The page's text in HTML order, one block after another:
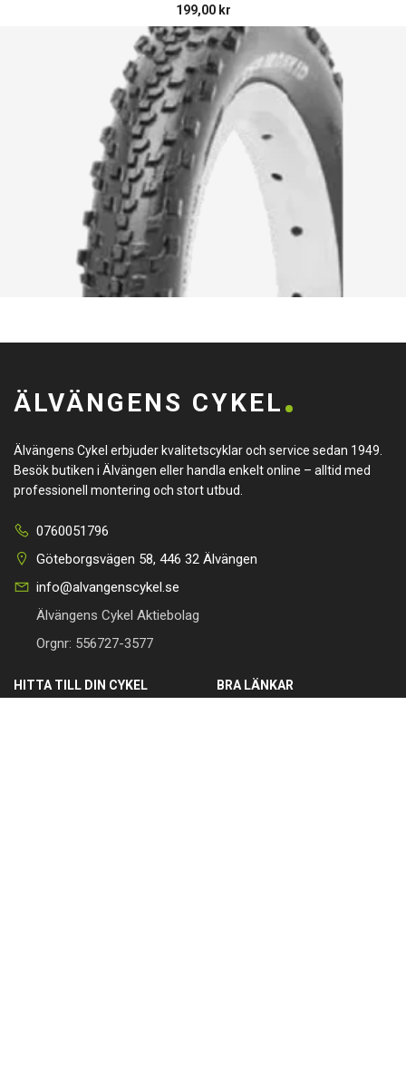
199,00 kr
ÄLVÄNGENS CYKEL
Älvängens Cykel erbjuder kvalitetscyklar och service sedan 1949.
Besök butiken i Älvängen eller handla enkelt online – alltid med
professionell montering och stort utbud.
0760051796
Göteborgsvägen 58, 446 32 Älvängen
info@alvangenscykel.se
Älvängens Cykel Aktiebolag
Orgnr: 556727-3577
HITTA TILL DIN CYKEL BRA LÄNKAR